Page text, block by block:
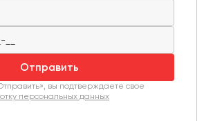
Отправить
вы подтверждаете свое
персональных данных